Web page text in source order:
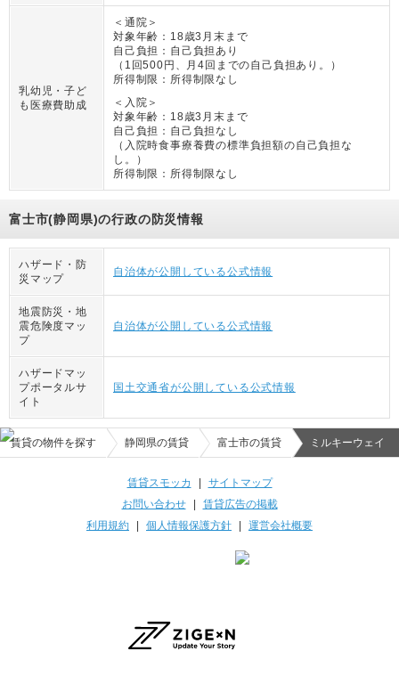
乳幼児・子ど
も医療費助成
＜通院＞
対象年齢： 18歳3月末まで
自己負担： 自己負担あり
（ 1回500円、月4回までの自己負担あり。
）
所得制限： 所得制限なし
＜入院＞
対象年齢： 18歳3月末まで
自己負担： 自己負担なし
（ 入院時食事療養費の標準負担額の自己負担な
し。
）
所得制限： 所得制限なし
富士市(静岡県)の行政の防災情報
ハザード・防
災マップ
自治体が公開している公式情報
地震防災・地
震危険度マッ
プ
自治体が公開している公式情報
ハザードマッ
プポータルサ
イト
国土交通省が公開している公式情報
賃貸の物件を探す 静岡県の賃貸 富士市の賃貸 ミルキーウェイ
賃貸スモッカ | サイトマップ
お問い合わせ| 賃貸広告の掲載
利用規約 | 個人情報保護方針 | 運営会社概要